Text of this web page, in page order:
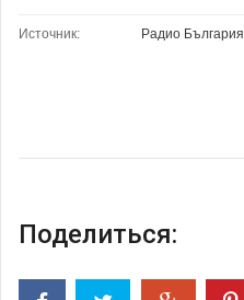
Источник: Радио България
Поделиться: